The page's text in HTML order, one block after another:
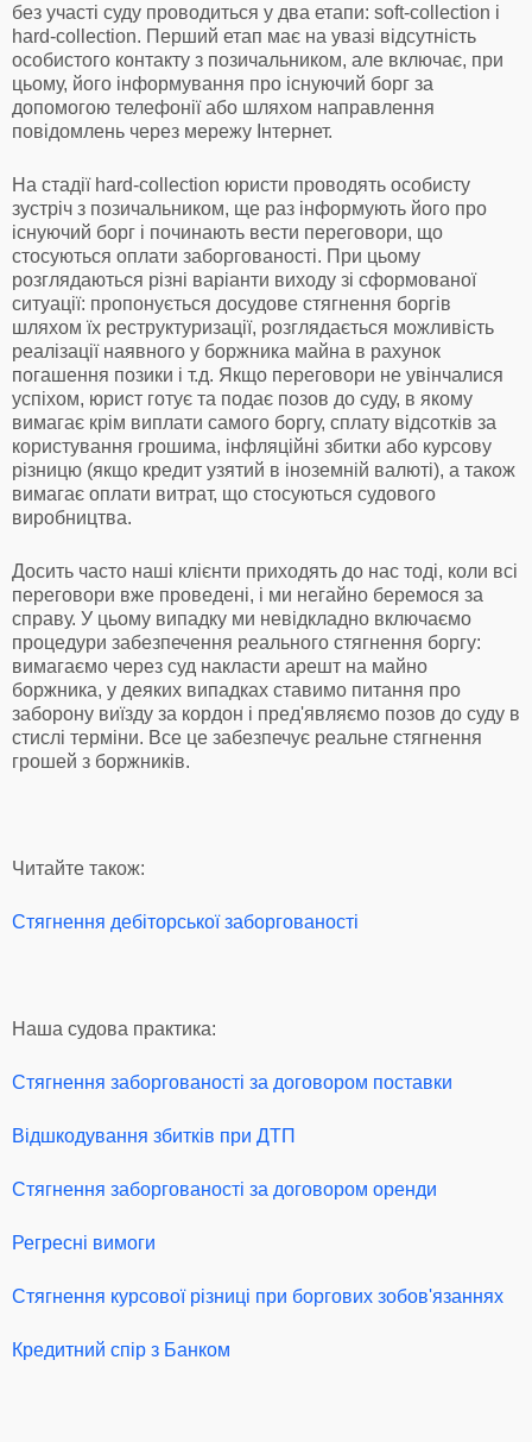
без участі суду проводиться у два етапи: soft-collection і
hard-collection. Перший етап має на увазі відсутність
особистого контакту з позичальником, але включає, при
цьому, його інформування про існуючий борг за
допомогою телефонії або шляхом направлення
повідомлень через мережу Інтернет.
На стадії hard-collection юристи проводять особисту
зустріч з позичальником, ще раз інформують його про
існуючий борг і починають вести переговори, що
стосуються оплати заборгованості. При цьому
розглядаються різні варіанти виходу зі сформованої
ситуації: пропонується досудове стягнення боргів
шляхом їх реструктуризації, розглядається можливість
реалізації наявного у боржника майна в рахунок
погашення позики і т.д. Якщо переговори не увінчалися
успіхом, юрист готує та подає позов до суду, в якому
вимагає крім виплати самого боргу, сплату відсотків за
користування грошима, інфляційні збитки або курсову
різницю (якщо кредит узятий в іноземній валюті), а також
вимагає оплати витрат, що стосуються судового
виробництва.
Досить часто наші клієнти приходять до нас тоді, коли всі
переговори вже проведені, і ми негайно беремося за
справу. У цьому випадку ми невідкладно включаємо
процедури забезпечення реального стягнення боргу:
вимагаємо через суд накласти арешт на майно
боржника, у деяких випадках ставимо питання про
заборону виїзду за кордон і пред'являємо позов до суду в
стислі терміни. Все це забезпечує реальне стягнення
грошей з боржників.
Читайте також:
Стягнення дебіторської заборгованості
Наша судова практика:
Стягнення заборгованості за договором поставки
Відшкодування збитків при ДТП
Стягнення заборгованості за договором оренди
Регресні вимоги
Стягнення курсової різниці при боргових зобов'язаннях
Кредитний спір з Банком